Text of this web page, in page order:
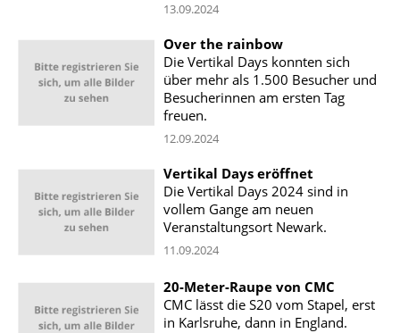
13.09.2024
Over the rainbow
Die Vertikal Days konnten sich
über mehr als 1.500 Besucher und
Besucherinnen am ersten Tag
freuen.
12.09.2024
Vertikal Days eröffnet
Die Vertikal Days 2024 sind in
vollem Gange am neuen
Veranstaltungsort Newark.
11.09.2024
20-Meter-Raupe von CMC
CMC lässt die S20 vom Stapel, erst
in Karlsruhe, dann in England.